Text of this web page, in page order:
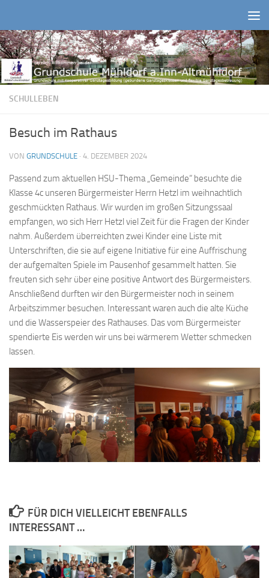
SCHULLEBEN
Besuch im Rathaus
VON GRUNDSCHULE · 4. DEZEMBER 2024
Passend zum aktuellen HSU-Thema „Gemeinde“ besuchte die
Klasse 4c unseren Bürgermeister Herrn Hetzl im weihnachtlich
geschmückten Rathaus. Wir wurden im großen Sitzungssaal
empfangen, wo sich Herr Hetzl viel Zeit für die Fragen der Kinder
nahm. Außerdem überreichten zwei Kinder eine Liste mit
Unterschriften, die sie auf eigene Initiative für eine Auffrischung
der aufgemalten Spiele im Pausenhof gesammelt hatten. Sie
freuten sich sehr über eine positive Antwort des Bürgermeisters.
Anschließend durften wir den Bürgermeister noch in seinem
Arbeitszimmer besuchen. Interessant waren auch die alte Küche
und die Wasserspeier des Rathauses. Das vom Bürgermeister
spendierte Eis werden wir uns bei wärmerem Wetter schmecken
lassen.
FÜR DICH VIELLEICHT EBENFALLS
INTERESSANT …